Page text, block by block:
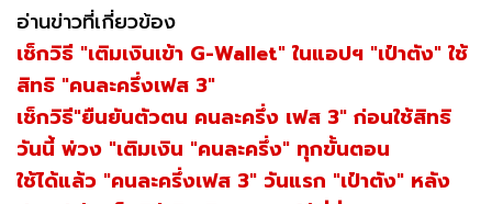
อ่านข่าวที่เกี่ยวข้อง
เช็กวิธี "เติมเงินเข้า G-Wallet" ในแอปฯ "เป๋าตัง" ใช้
สิทธิ "คนละครึ่งเฟส 3"
เช็กวิธี"ยืนยันตัวตน คนละครึ่ง เฟส 3" ก่อนใช้สิทธิ
วันนี้ พ่วง "เติมเงิน "คนละครึ่ง" ทุกขั้นตอน
ใช้ได้แล้ว "คนละครึ่งเฟส 3" วันแรก "เป๋าตัง" หลัง